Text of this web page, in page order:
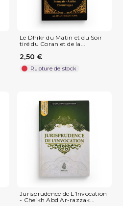
Le Dhikr du Matin et du Soir
tiré du Coran et de la...
2,50 €
Rupture de stock
Jurisprudence de L'Invocation
- Cheikh Abd Ar-razzak...